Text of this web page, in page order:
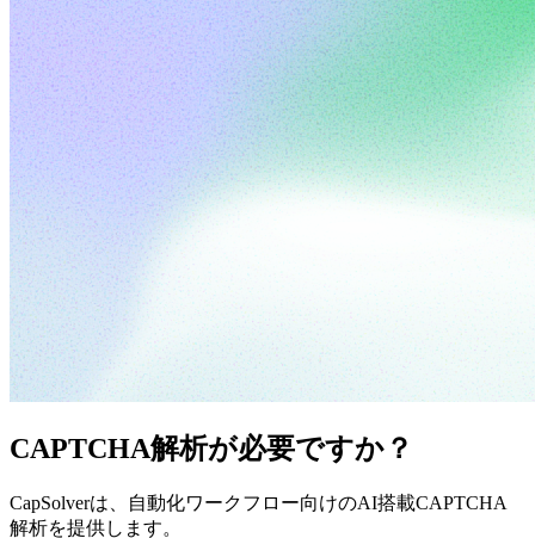
CAPTCHA解析が必要ですか？
CapSolverは、自動化ワークフロー向けのAI搭載CAPTCHA
解析を提供します。